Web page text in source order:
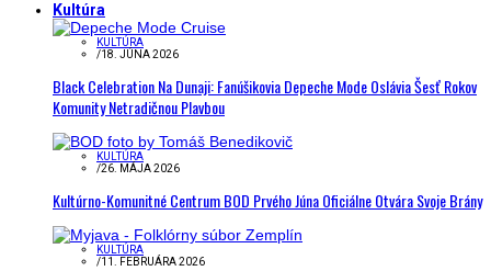
Kultúra
KULTÚRA
/18. JÚNA 2026
Black Celebration Na Dunaji: Fanúšikovia Depeche Mode Oslávia Šesť Rokov
Komunity Netradičnou Plavbou
KULTÚRA
/26. MÁJA 2026
Kultúrno-Komunitné Centrum BOD Prvého Júna Oficiálne Otvára Svoje Brány
KULTÚRA
/11. FEBRUÁRA 2026